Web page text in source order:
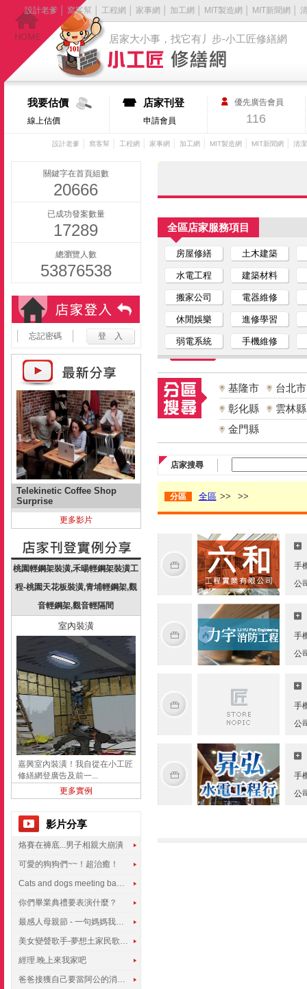
居家大小事，找它有丿步-小工匠修繕網
設計老爹 窩客幫 工程網 家事網 加工網 MIT製造網 MIT新聞網
我要估價
線上估價
店家刊登
申請會員
優先廣告會員
116
設計老爹 窩客幫 工程網 家事網 加工網 MIT製造網 MIT新聞網 清
關鍵字在首頁組數
20666
已成功發案數量
17289
總瀏覽人數
53876538
忘記密碼
Telekinetic Coffee Shop
Surprise
更多影片
桃園輕鋼架裝潢,禾暘輕鋼架裝潢工
程-桃園天花板裝潢,青埔輕鋼架,觀
音輕鋼架,觀音輕隔間
室內裝潢
嘉興室內裝潢！我自從在小工匠
修繕網登廣告及前一...
更多實例
影片分享
烙賽在褲底...男子相親大崩潰
可愛的狗狗們~~！超治癒！
Cats and dogs meeting babies for the first time
你們畢業典禮要表演什麼？
最感人母親節 - 一句媽媽我愛你
美女變聲歌手-夢想土家民歌傳遍世界
經理.晚上來我家吧
爸爸接獲自己要當阿公的消息，反應史上最可愛!!!
全區店家服務項目
房屋修繕 土木建築
水電工程 建築材料
搬家公司 電器維修
休閒娛樂 進修學習
弱電系統 手機維修
基隆市
台北市
彰化縣
雲林縣
金門縣
店家搜尋
分區 全區 >> >>
手
公
手
公
手
公
手
公